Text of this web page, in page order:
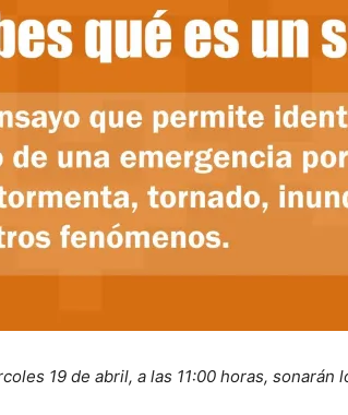
19 de abril, a las 11:00 horas, sonarán